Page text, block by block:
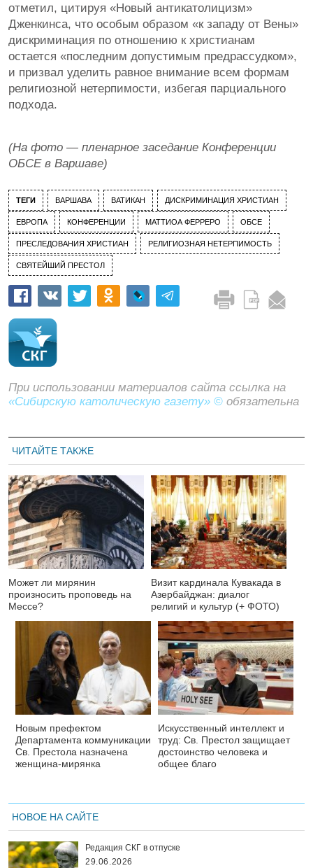
отметил, цитируя «Новый антикатолицизм»
Дженкинса, что особым образом «к западу от Вены»
дискриминация по отношению к христианам
остается «последним допустимым предрассудком»,
и призвал уделить равное внимание всем формам
религиозной нетерпимости, избегая парциального
подхода.
(На фото — пленарное заседание Конференции
ОБСЕ в Варшаве)
ТЕГИ ВАРШАВА ВАТИКАН ДИСКРИМИНАЦИЯ ХРИСТИАН
ЕВРОПА КОНФЕРЕНЦИИ МАТТИОА ФЕРРЕРО ОБСЕ
ПРЕСЛЕДОВАНИЯ ХРИСТИАН РЕЛИГИОЗНАЯ НЕТЕРПИМОСТЬ
СВЯТЕЙШИЙ ПРЕСТОЛ
При использовании материалов сайта ссылка на
«Сибирскую католическую газету» © обязательна
ЧИТАЙТЕ ТАКЖЕ
Может ли мирянин
произносить проповедь на
Мессе?
Визит кардинала Кувакада в
Азербайджан: диалог
религий и культур (+ ФОТО)
Новым префектом
Департамента коммуникации
Св. Престола назначена
женщина-мирянка
Искусственный интеллект и
труд: Св. Престол защищает
достоинство человека и
общее благо
НОВОЕ НА САЙТЕ
Редакция СКГ в отпуске
29.06.2026